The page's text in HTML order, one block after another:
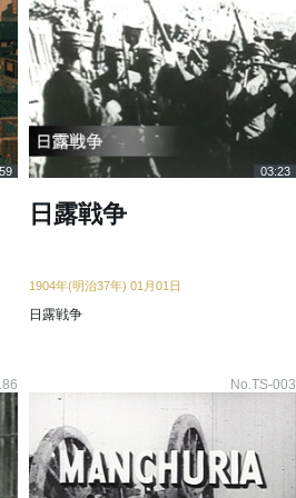
03:23
日露戦争
1904年(明治37年) 01月01日
日露戦争
No.TS-003